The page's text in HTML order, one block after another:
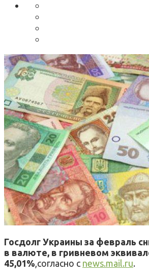
Госдолг Украины за февраль
в валюте, в гривневом
45,01% ,согласно с news.mail.ru.